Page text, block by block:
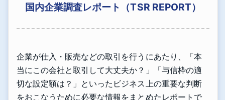
国内企業調査レポート（TSR REPORT）
企業が仕入・販売などの取引を行うにあたり、「本
当にこの会社と取引して大丈夫か？」「与信枠の適
切な設定額は？」といったビジネス上の重要な判断
をおこなうために必要な情報をまとめたレポートで